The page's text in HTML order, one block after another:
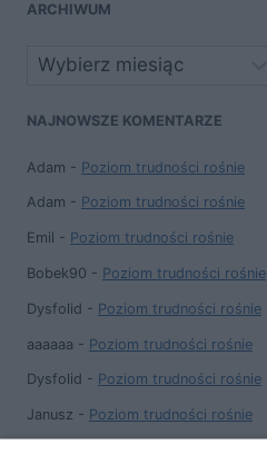
ARCHIWUM
Archiwa
NAJNOWSZE KOMENTARZE
Adam - Poziom trudności rośnie
Adam - Poziom trudności rośnie
Emil - Poziom trudności rośnie
Bobek90 - Poziom trudności rośnie
Dysfolid - Poziom trudności rośnie
aaaaaa - Poziom trudności rośnie
Dysfolid - Poziom trudności rośnie
Janusz - Poziom trudności rośnie